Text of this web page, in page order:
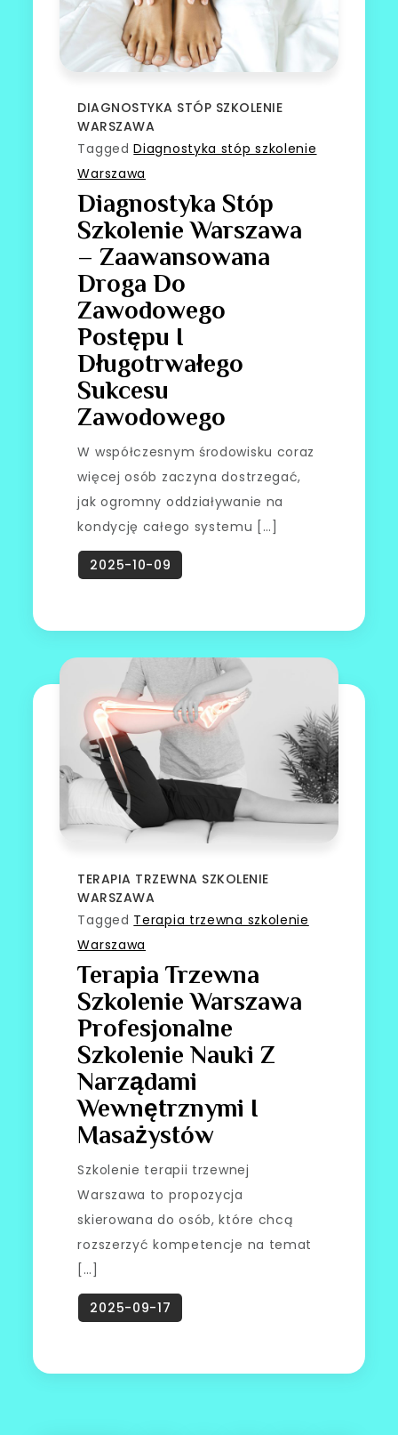
DIAGNOSTYKA STÓP SZKOLENIE
WARSZAWA
TaggedDiagnostyka stóp szkolenie
Warszawa
Diagnostyka Stóp
Szkolenie Warszawa
– Zaawansowana
Droga Do
Zawodowego
Postępu I
Długotrwałego
Sukcesu
Zawodowego
W współczesnym środowisku coraz
więcej osób zaczyna dostrzegać,
jak ogromny oddziaływanie na
kondycję całego systemu […]
TERAPIA TRZEWNA SZKOLENIE
WARSZAWA
Tagged Terapia trzewna szkolenie
Warszawa
Terapia Trzewna
Szkolenie Warszawa
Profesjonalne
Szkolenie Nauki Z
Narządami
Wewnętrznymi I
Masażystów
Szkolenie terapii trzewnej
Warszawa to propozycja
skierowana do osób, które chcą
rozszerzyć kompetencje na temat
[…]